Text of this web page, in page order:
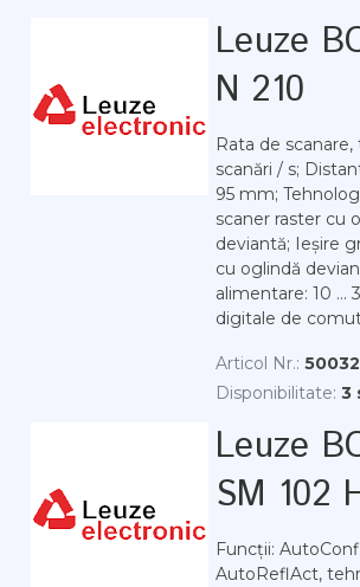
Leuze
N 210
Rata de
scanări / s;
95 mm;
scaner raster cu
deviantă; Ieșire
cu oglindă
alimentare: 10 ...
digitale de
Articol Nr.:
Disponibilitate: 3
Leuze
SM 102
Funcții:
AutoReflAct,